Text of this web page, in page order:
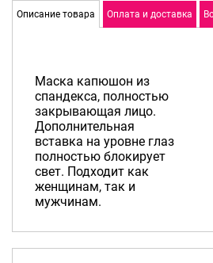
Описание товара Оплата и доставка
Маска капюшон из
спандекса, полностью
закрывающая лицо.
Дополнительная
вставка на уровне глаз
полностью блокирует
свет. Подходит как
женщинам, так и
мужчинам.